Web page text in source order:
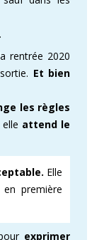
.
rentrée 2020
Et bien
les règles
attend le
Elle
en première
exprimer